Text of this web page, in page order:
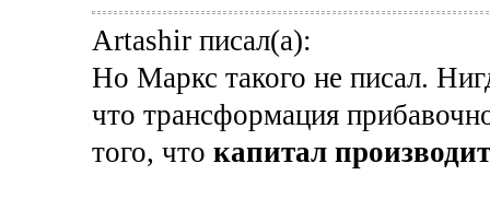
Artashir писал(а):
Но Маркс такого не писал.
что трансформация
того, что капитал